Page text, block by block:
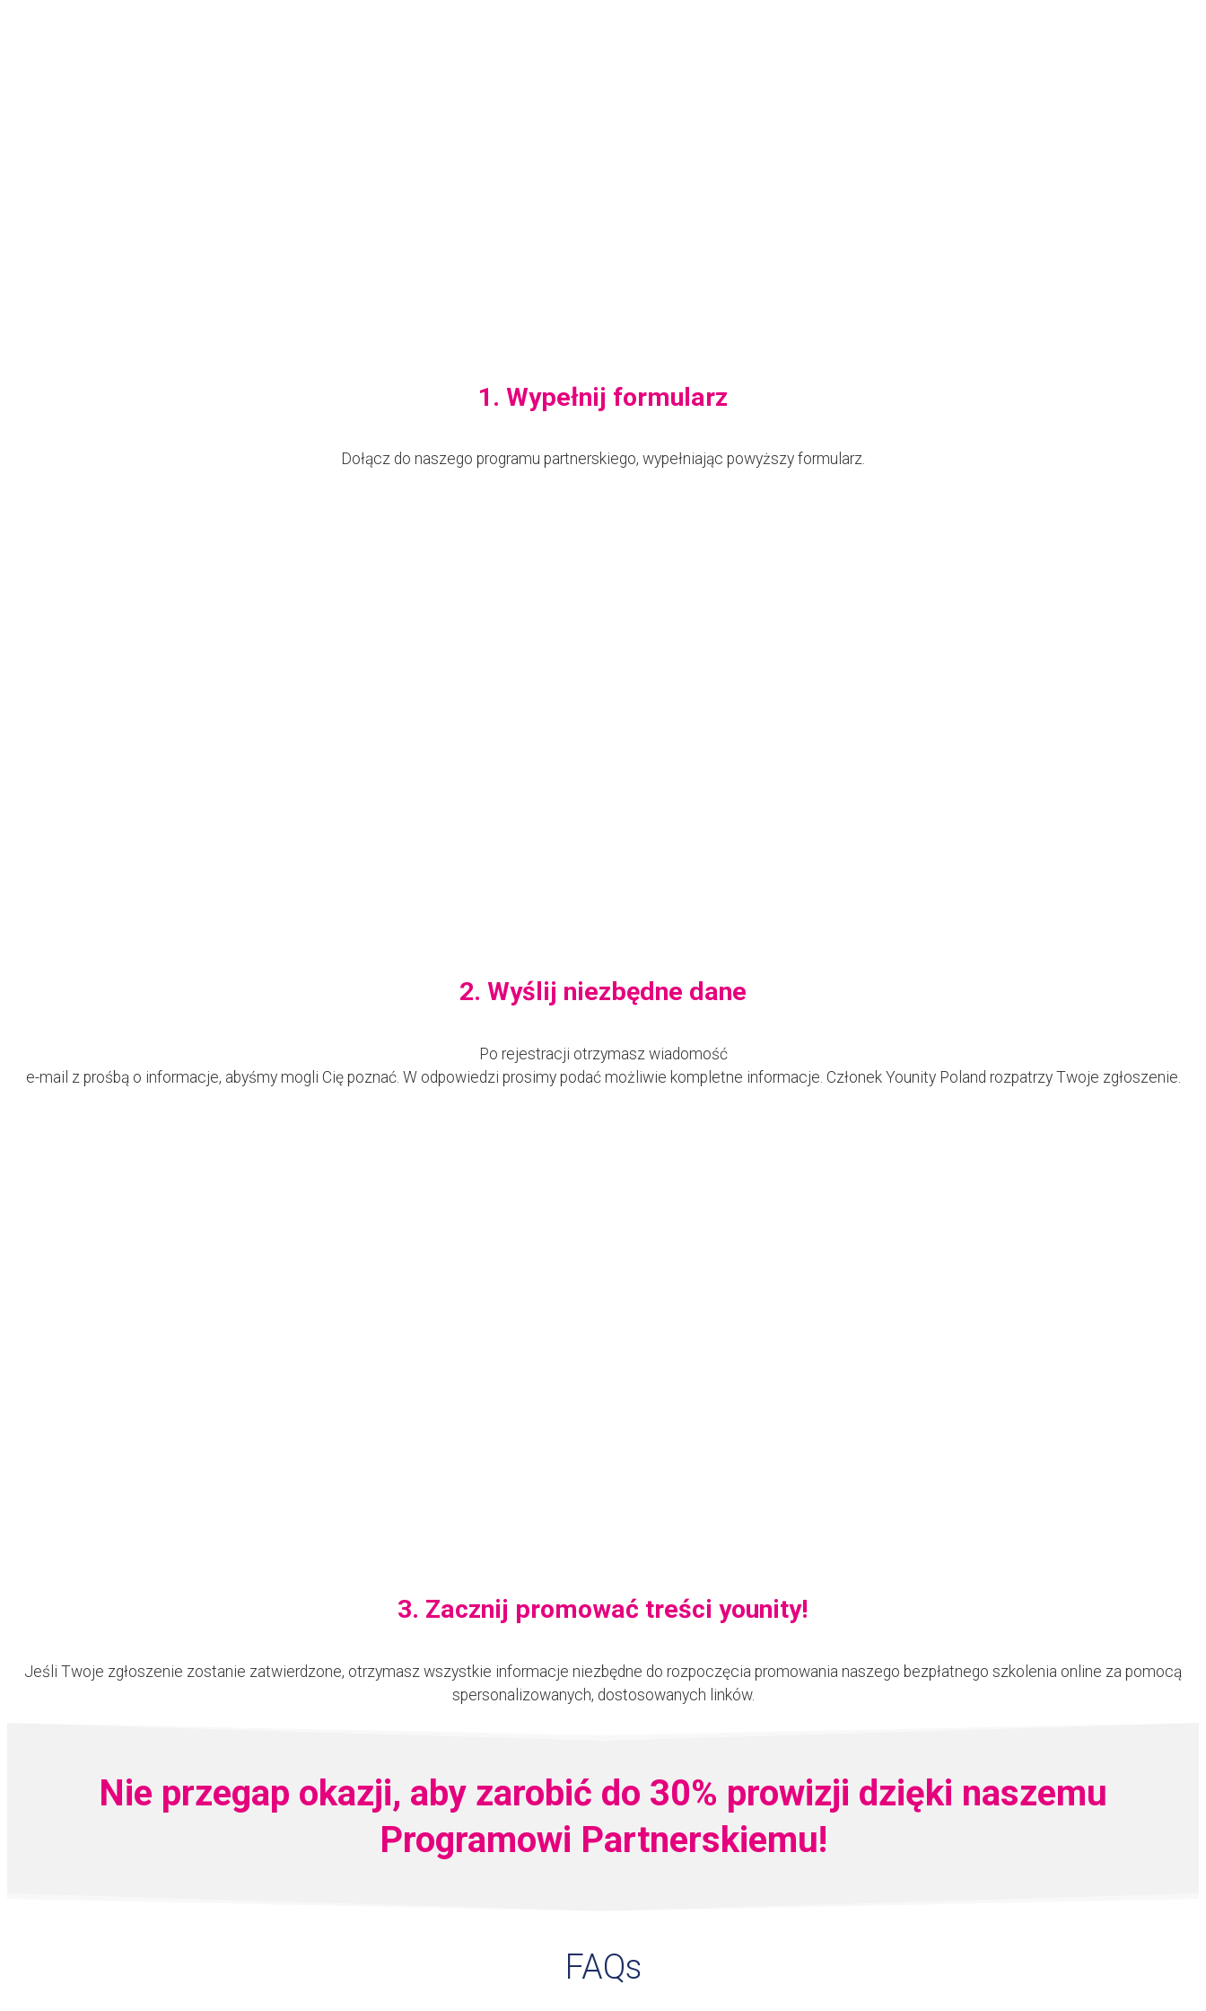
1. Wypełnij formularz
Dołącz do naszego programu partnerskiego, wypełniając powyższy formularz.
2. Wyślij niezbędne dane
Po rejestracji otrzymasz wiadomość
e-mail z prośbą o informacje, abyśmy mogli Cię poznać. W odpowiedzi prosimy podać możliwie kompletne informacje. Członek Younity Poland rozpatrzy Twoje zgłoszenie.
3. Zacznij promować treści younity!
Jeśli Twoje zgłoszenie zostanie zatwierdzone, otrzymasz wszystkie informacje niezbędne do rozpoczęcia promowania naszego bezpłatnego szkolenia online za pomocą
spersonalizowanych, dostosowanych linków.
Nie przegap okazji, aby zarobić do 30% prowizji dzięki naszemu
Programowi Partnerskiemu!
FAQs